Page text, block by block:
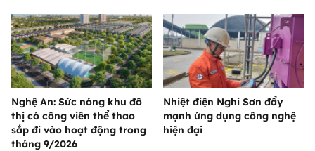
Nghệ An: Sức nóng khu đô
thị có công viên thể thao
sắp đi vào hoạt động trong
tháng 9/2026
Nhiệt điện Nghi Sơn đẩy
mạnh ứng dụng công nghệ
hiện đại